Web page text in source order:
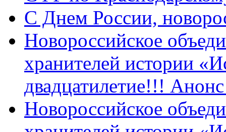
C Днем России,
Новороссийское
хранителей истории
двадцатилетие!!!
Новороссийское